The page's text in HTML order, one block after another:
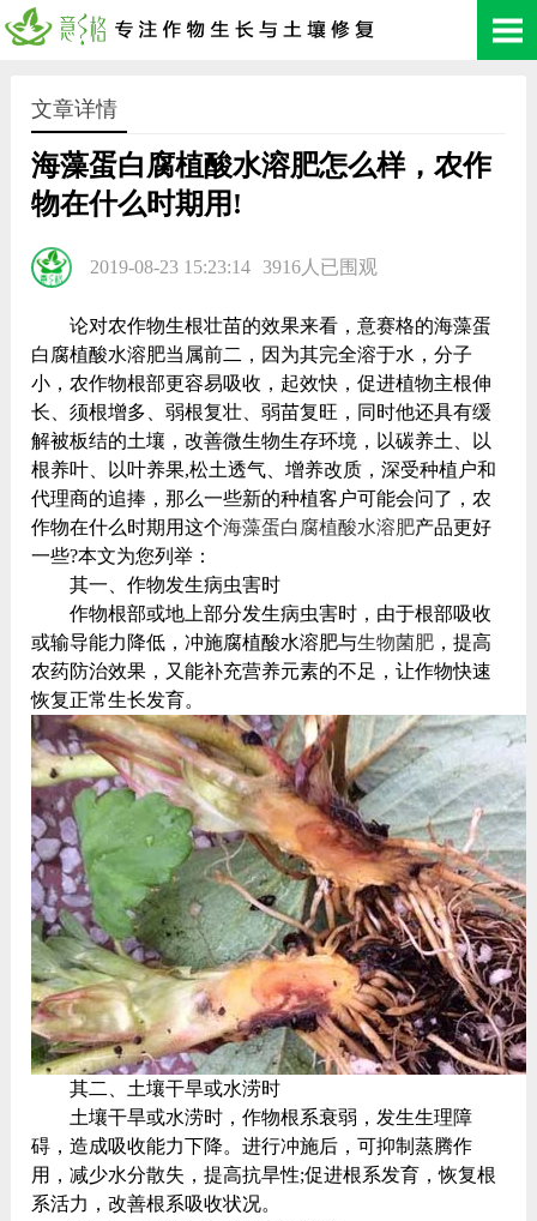
文章详情
海藻蛋白腐植酸水溶肥怎么样，农作
物在什么时期用!
2019-08-23 15:23:14 3916人已围观
论对农作物生根壮苗的效果来看，意赛格的海藻蛋
白腐植酸水溶肥当属前二，因为其完全溶于水，分子
小，农作物根部更容易吸收，起效快，促进植物主根伸
长、须根增多、弱根复壮、弱苗复旺，同时他还具有缓
解被板结的土壤，改善微生物生存环境，以碳养土、以
根养叶、以叶养果,松土透气、增养改质，深受种植户和
代理商的追捧，那么一些新的种植客户可能会问了，农
作物在什么时期用这个海藻蛋白腐植酸水溶肥产品更好
一些?本文为您列举：
其一、作物发生病虫害时
作物根部或地上部分发生病虫害时，由于根部吸收
或输导能力降低，冲施腐植酸水溶肥与生物菌肥 ，提高
农药防治效果，又能补充营养元素的不足，让作物快速
恢复正常生长发育。
其二、土壤干旱或水涝时
土壤干旱或水涝时，作物根系衰弱，发生生理障
碍，造成吸收能力下降。进行冲施后，可抑制蒸腾作
用，减少水分散失，提高抗旱性;促进根系发育，恢复根
系活力，改善根系吸收状况。